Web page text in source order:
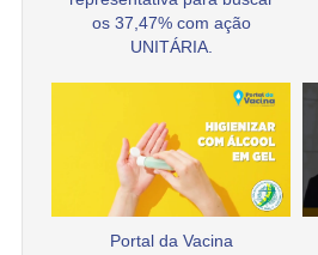
os 37,47% com ação
UNITÁRIA.
Portal da Vacina